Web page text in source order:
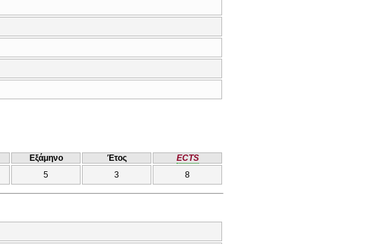
Εξάμηνο Έτος
ECTS
5 3 8